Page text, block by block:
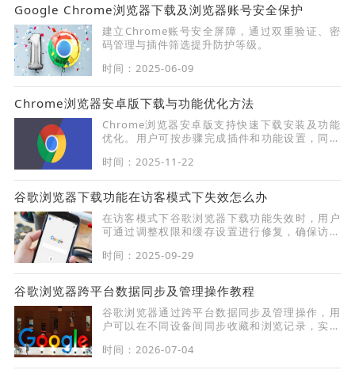
Google Chrome浏览器下载及浏览器账号安全保护
建立Chrome账号安全屏障，通过双重验证、密
码管理与插件筛选提升防护等级。
时间：2025-06-09
Chrome浏览器安卓版下载与功能优化方法
Chrome浏览器安卓版支持快速下载安装及功能
优化。用户可按步骤完成插件和功能设置，同时
时间：2025-11-22
谷歌浏览器下载功能在访客模式下失效怎么办
在访客模式下谷歌浏览器下载功能失效时，用户
可通过调整权限和缓存设置进行修复，确保访客
时间：2025-09-29
谷歌浏览器跨平台数据同步及管理操作教程
谷歌浏览器通过跨平台数据同步及管理操作，用
户可以在不同设备间同步收藏和浏览记录，实现
时间：2026-07-04